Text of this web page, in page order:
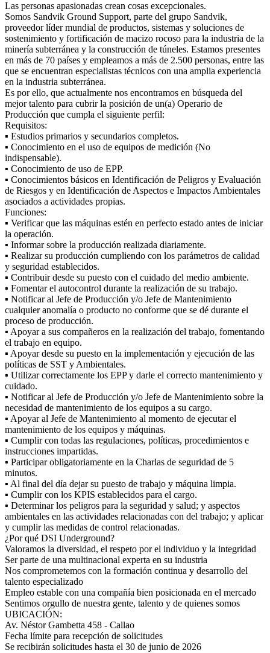
Las personas apasionadas crean cosas excepcionales.
Somos Sandvik Ground Support, parte del grupo Sandvik,
proveedor líder mundial de productos, sistemas y soluciones de
sostenimiento y fortificación de macizo rocoso para la industria de la
minería subterránea y la construcción de túneles. Estamos presentes
en más de 70 países y empleamos a más de 2.500 personas, entre las
que se encuentran especialistas técnicos con una amplia experiencia
en la industria subterránea.
Es por ello, que actualmente nos encontramos en búsqueda del
mejor talento para cubrir la posición de un(a) Operario de
Producción que cumpla el siguiente perfil:
Requisitos:
▪ Estudios primarios y secundarios completos.
▪ Conocimiento en el uso de equipos de medición (No
indispensable).
▪ Conocimiento de uso de EPP.
▪ Conocimientos básicos en Identificación de Peligros y Evaluación
de Riesgos y en Identificación de Aspectos e Impactos Ambientales
asociados a actividades propias.
Funciones:
▪ Verificar que las máquinas estén en perfecto estado antes de iniciar
la operación.
▪ Informar sobre la producción realizada diariamente.
▪ Realizar su producción cumpliendo con los parámetros de calidad
y seguridad establecidos.
▪ Contribuir desde su puesto con el cuidado del medio ambiente.
▪ Fomentar el autocontrol durante la realización de su trabajo.
▪ Notificar al Jefe de Producción y/o Jefe de Mantenimiento
cualquier anomalía o producto no conforme que se dé durante el
proceso de producción.
▪ Apoyar a sus compañeros en la realización del trabajo, fomentando
el trabajo en equipo.
▪ Apoyar desde su puesto en la implementación y ejecución de las
políticas de SST y Ambientales.
▪ Utilizar correctamente los EPP y darle el correcto mantenimiento y
cuidado.
▪ Notificar al Jefe de Producción y/o Jefe de Mantenimiento sobre la
necesidad de mantenimiento de los equipos a su cargo.
▪ Apoyar al Jefe de Mantenimiento al momento de ejecutar el
mantenimiento de los equipos y máquinas.
▪ Cumplir con todas las regulaciones, políticas, procedimientos e
instrucciones impartidas.
▪ Participar obligatoriamente en la Charlas de seguridad de 5
minutos.
▪ Al final del día dejar su puesto de trabajo y máquina limpia.
▪ Cumplir con los KPIS establecidos para el cargo.
▪ Determinar los peligros para la seguridad y salud; y aspectos
ambientales en las actividades relacionadas con del trabajo; y aplicar
y cumplir las medidas de control relacionadas.
¿Por qué DSI Underground?
Valoramos la diversidad, el respeto por el individuo y la integridad
Ser parte de una multinacional experta en su industria
Nos comprometemos con la formación continua y desarrollo del
talento especializado
Empleo estable con una compañía bien posicionada en el mercado
Sentimos orgullo de nuestra gente, talento y de quienes somos
UBICACIÓN:
Av. Néstor Gambetta 458 - Callao
Fecha límite para recepción de solicitudes
Se recibirán solicitudes hasta el 30 de junio de 2026